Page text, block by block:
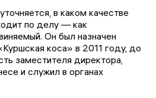
в каком качестве
по делу — как
Он был назначен
коса» в 2011 году, до
заместителя директора,
и служил в органах